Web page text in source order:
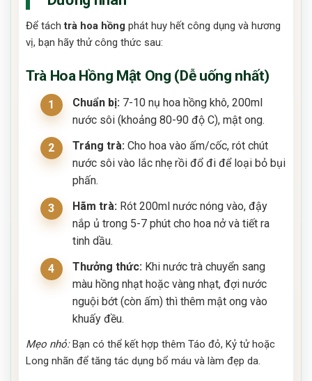
Để táchtrà hoa hồng phát huy hết công dụng và hương
vị, bạn hãy thử công thức sau:
Trà Hoa Hồng Mật Ong (Dễ uống nhất)
Chuẩn bị:7-10 nụ hoa hồng khô, 200ml
nước sôi (khoảng 80-90 độ C), mật ong.
Tráng trà:Cho hoa vào ấm/cốc, rót chút
nước sôi vào lắc nhẹ rồi đổ đi để loại bỏ bụi
phấn.
Hãm trà:Rót 200ml nước nóng vào, đậy
nắp ủ trong 5-7 phút cho hoa nở và tiết ra
tinh dầu.
Thưởng thức:Khi nước trà chuyển sang
màu hồng nhạt hoặc vàng nhạt, đợi nước
nguội bớt (còn ấm) thì thêm mật ong vào
khuấy đều.
Mẹo nhỏ:Bạn có thể kết hợp thêm Táo đỏ, Kỷ tử hoặc
Long nhãn để tăng tác dụng bổ máu và làm đẹp da.